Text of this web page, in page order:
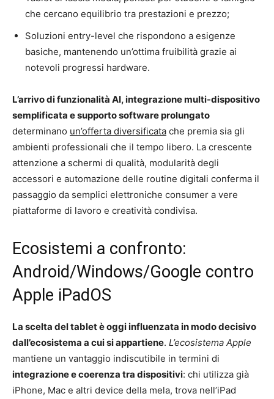
che cercano equilibrio tra prestazioni e prezzo;
Soluzioni entry-level che rispondono a esigenze
basiche, mantenendo un’ottima fruibilità grazie ai
notevoli progressi hardware.
L’arrivo di funzionalità AI, integrazione multi-dispositivo
semplificata e supporto software prolungato
determinano un’offerta diversificata che premia sia gli
ambienti professionali che il tempo libero. La crescente
attenzione a schermi di qualità, modularità degli
accessori e automazione delle routine digitali conferma il
passaggio da semplici elettroniche consumer a vere
piattaforme di lavoro e creatività condivisa.
Ecosistemi a confronto:
Android/Windows/Google contro
Apple iPadOS
La scelta del tablet è oggi influenzata in modo decisivo
dall’ecosistema a cui si appartiene. L’ecosistema Apple
mantiene un vantaggio indiscutibile in termini di
integrazione e coerenza tra dispositivi: chi utilizza già
iPhone, Mac e altri device della mela, trova nell’iPad